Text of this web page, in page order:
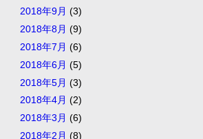
2018年9月 (3)
2018年8月 (9)
2018年7月 (6)
2018年6月 (5)
2018年5月 (3)
2018年4月 (2)
2018年3月 (6)
2018年2月 (8)